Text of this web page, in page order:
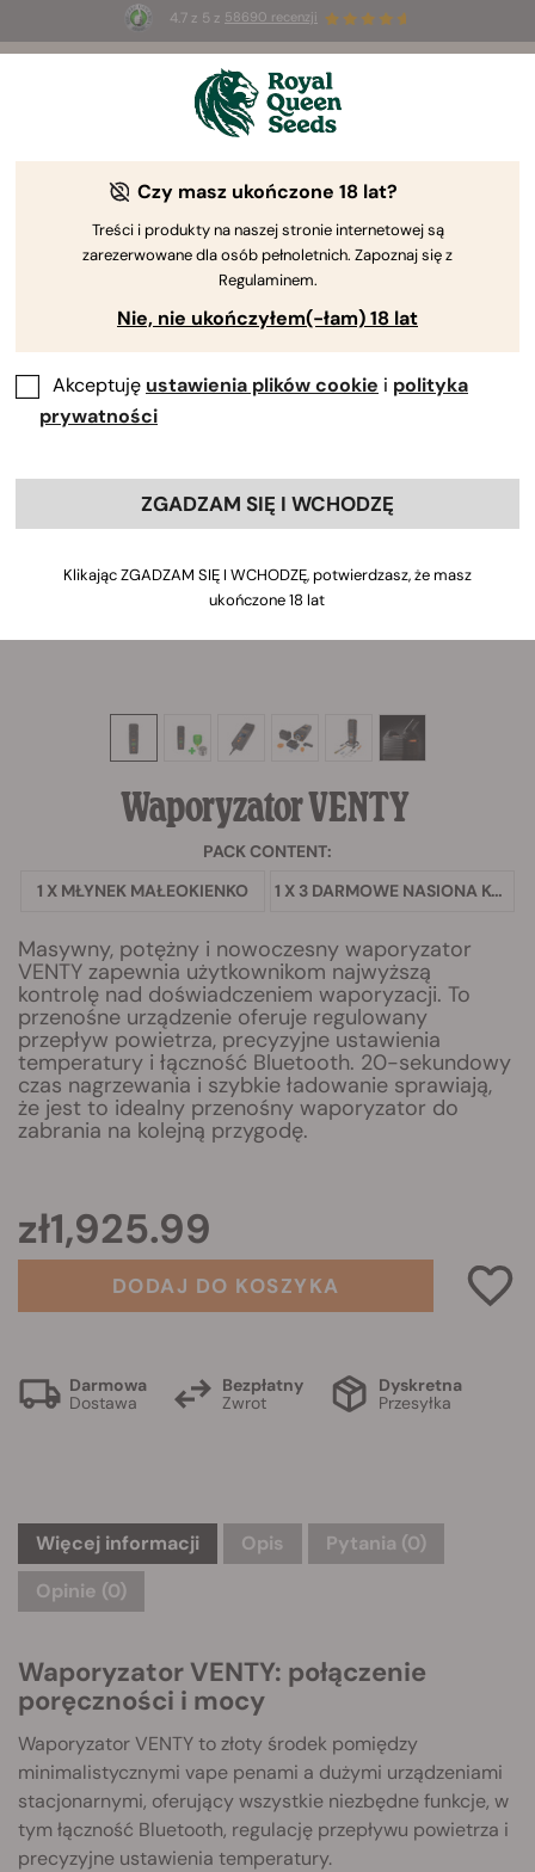
4.7 z 5 z 58690 recenzji
3 nasiona White Widow Auto
Waporyzator VENTY
PACK CONTENT:
1 X MŁYNEK MAŁEOKIENKO
1 X 3 DARMOWE NASIONA KONOPI
Masywny, potężny i nowoczesny waporyzator
VENTY zapewnia użytkownikom najwyższą
kontrolę nad doświadczeniem waporyzacji. To
przenośne urządzenie oferuje regulowany
przepływ powietrza, precyzyjne ustawienia
temperatury i łączność Bluetooth. 20-sekundowy
czas nagrzewania i szybkie ładowanie sprawiają,
że jest to idealny przenośny waporyzator do
zabrania na kolejną przygodę.
zł1,925.99
DODAJ DO KOSZYKA
Darmowa
Dostawa
Bezpłatny
Zwrot
Dyskretna
Przesyłka
Więcej informacji Opis Pytania (0)
Opinie (0)
Waporyzator VENTY: połączenie
poręczności i mocy
Waporyzator VENTY to złoty środek pomiędzy
minimalistycznymi vape penami a dużymi urządzeniami
stacjonarnymi, oferujący wszystkie niezbędne funkcje, w
tym łączność Bluetooth, regulację przepływu powietrza i
precyzyjne ustawienia temperatury.
Czy masz ukończone 18 lat?
Treści i produkty na naszej stronie internetowej są
zarezerwowane dla osób pełnoletnich. Zapoznaj się z
Regulaminem.
Nie, nie ukończyłem(-łam) 18 lat
Akceptuję ustawienia plików cookie i polityka
prywatności
ZGADZAM SIĘ I WCHODZĘ
Klikając ZGADZAM SIĘ I WCHODZĘ, potwierdzasz, że masz
ukończone 18 lat